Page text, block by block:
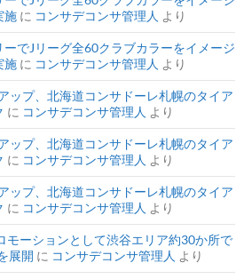
施 に コンサデコンサ管理人 より
でJリーグ全60クラブカラーをイメージ
施 に コンサデコンサ管理人 より
ップ、北海道コンサドーレ札幌のタイア
に コンサデコンサ管理人 より
ップ、北海道コンサドーレ札幌のタイア
に コンサデコンサ管理人 より
ップ、北海道コンサドーレ札幌のタイア
に コンサデコンサ管理人 より
モーションとして渋谷エリア約30か所で
展開 に コンサデコンサ管理人 より